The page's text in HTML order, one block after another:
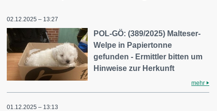
02.12.2025 – 13:27
POL-GÖ: (389/2025) Malteser-
Welpe in Papiertonne
gefunden - Ermittler bitten um
Hinweise zur Herkunft
mehr
01.12.2025 – 13:13